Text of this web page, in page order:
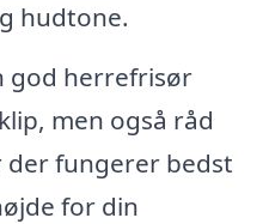
hudtone.
god herrefrisør
men også råd
fungerer bedst
for din